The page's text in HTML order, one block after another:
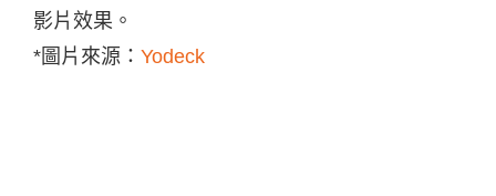
影片效果。
*圖片來源： Yodeck